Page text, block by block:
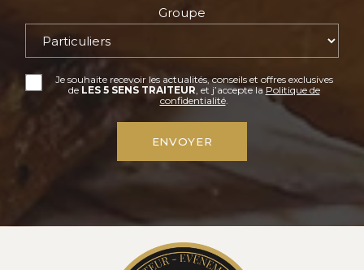
Groupe
Je souhaite recevoir les actualités, conseils et offres exclusives
de LES 5 SENS TRAITEUR, et j’accepte laPolitique de
confidentialité.